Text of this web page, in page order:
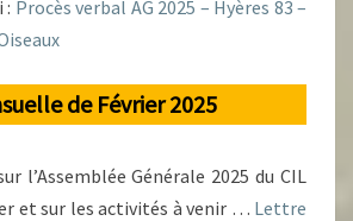
: Procès verbal AG 2025 – Hyères 83 –
de Février 2025
l’Assemblée Générale 2025 du CIL
et sur les activités à venir … Lettre